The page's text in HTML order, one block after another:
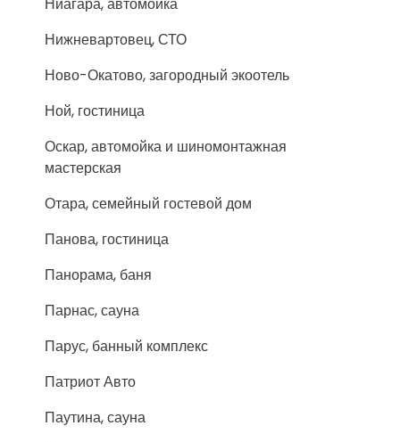
Ниагара, автомойка
Нижневартовец, СТО
Ново-Окатово, загородный экоотель
Ной, гостиница
Оскар, автомойка и шиномонтажная
мастерская
Отара, семейный гостевой дом
Панова, гостиница
Панорама, баня
Парнас, сауна
Парус, банный комплекс
Патриот Авто
Паутина, сауна